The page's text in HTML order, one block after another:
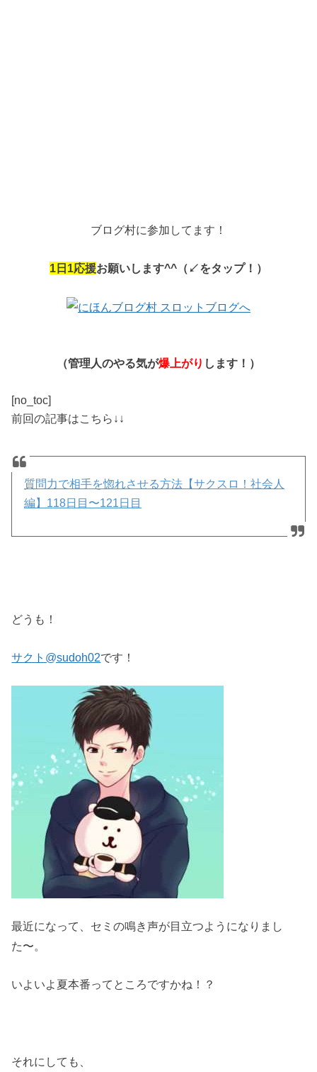
ブログ村に参加してます！
1日1応援お願いします^^ （↙︎をタップ！）
（管理人のやる気が爆上がり します！）
[no_toc]
前回の記事はこちら↓↓
質問力で相手を惚れさせる方法【サクスロ！社会人
編】118日目〜121日目
どうも！
サクト@sudoh02です！
最近になって、セミの鳴き声が目立つようになりまし
た〜。
いよいよ夏本番ってところですかね！？
それにしても、